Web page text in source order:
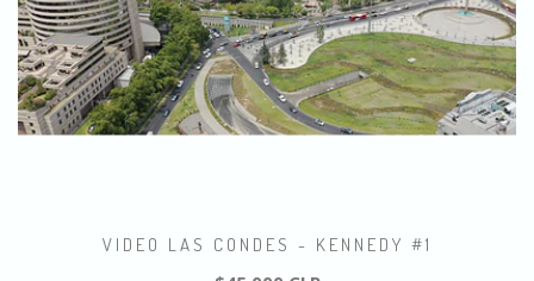
VIDEO LAS CONDES - KENNEDY #1